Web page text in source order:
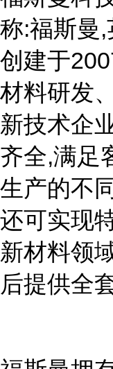
称:福斯曼
创建于
材料研发
新技术企
齐全,满足
生产的不
还可实现
新材料领
后提供全